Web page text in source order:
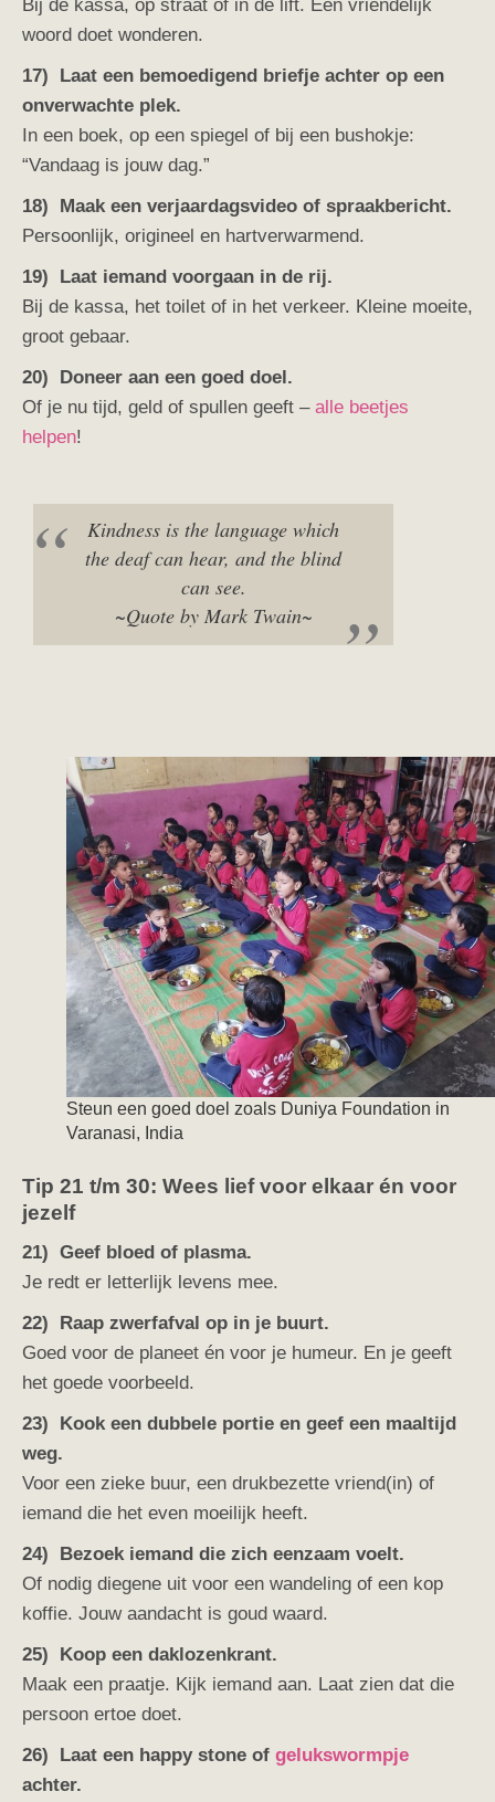
Bij de kassa, op straat of in de lift. Een vriendelijk
woord doet wonderen.
17) Laat een bemoedigend briefje achter op een
onverwachte plek.
In een boek, op een spiegel of bij een bushokje:
“Vandaag is jouw dag.”
18) Maak een verjaardagsvideo of spraakbericht.
Persoonlijk, origineel en hartverwarmend.
19) Laat iemand voorgaan in de rij.
Bij de kassa, het toilet of in het verkeer. Kleine moeite,
groot gebaar.
20) Doneer aan een goed doel.
Of je nu tijd, geld of spullen geeft – alle beetjes
helpen!
Kindness is the language which
the deaf can hear, and the blind
can see.
~Quote by Mark Twain~
Steun een goed doel zoals Duniya Foundation in
Varanasi, India
Tip 21 t/m 30: Wees lief voor elkaar én voor
jezelf
21) Geef bloed of plasma.
Je redt er letterlijk levens mee.
22) Raap zwerfafval op in je buurt.
Goed voor de planeet én voor je humeur. En je geeft
het goede voorbeeld.
23) Kook een dubbele portie en geef een maaltijd
weg.
Voor een zieke buur, een drukbezette vriend(in) of
iemand die het even moeilijk heeft.
24) Bezoek iemand die zich eenzaam voelt.
Of nodig diegene uit voor een wandeling of een kop
koffie. Jouw aandacht is goud waard.
25) Koop een daklozenkrant.
Maak een praatje. Kijk iemand aan. Laat zien dat die
persoon ertoe doet.
26) Laat een happy stone of gelukswormpje
achter.